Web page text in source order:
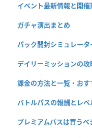
イベント最新情報と開催
ガチャ演出まとめ
パック開封シミュレータ
デイリーミッションの攻
課金の方法と一覧・おす
バトルパスの報酬とレ
プレミアムパスは買うべ